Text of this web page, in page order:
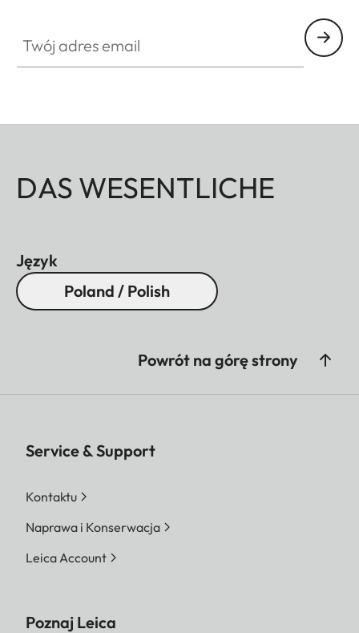
DAS WESENTLICHE
Język
Poland / Polish
Powrót na górę strony
Service & Support
Kontaktu
Naprawa i Konserwacja
Leica Account
Poznaj Leica